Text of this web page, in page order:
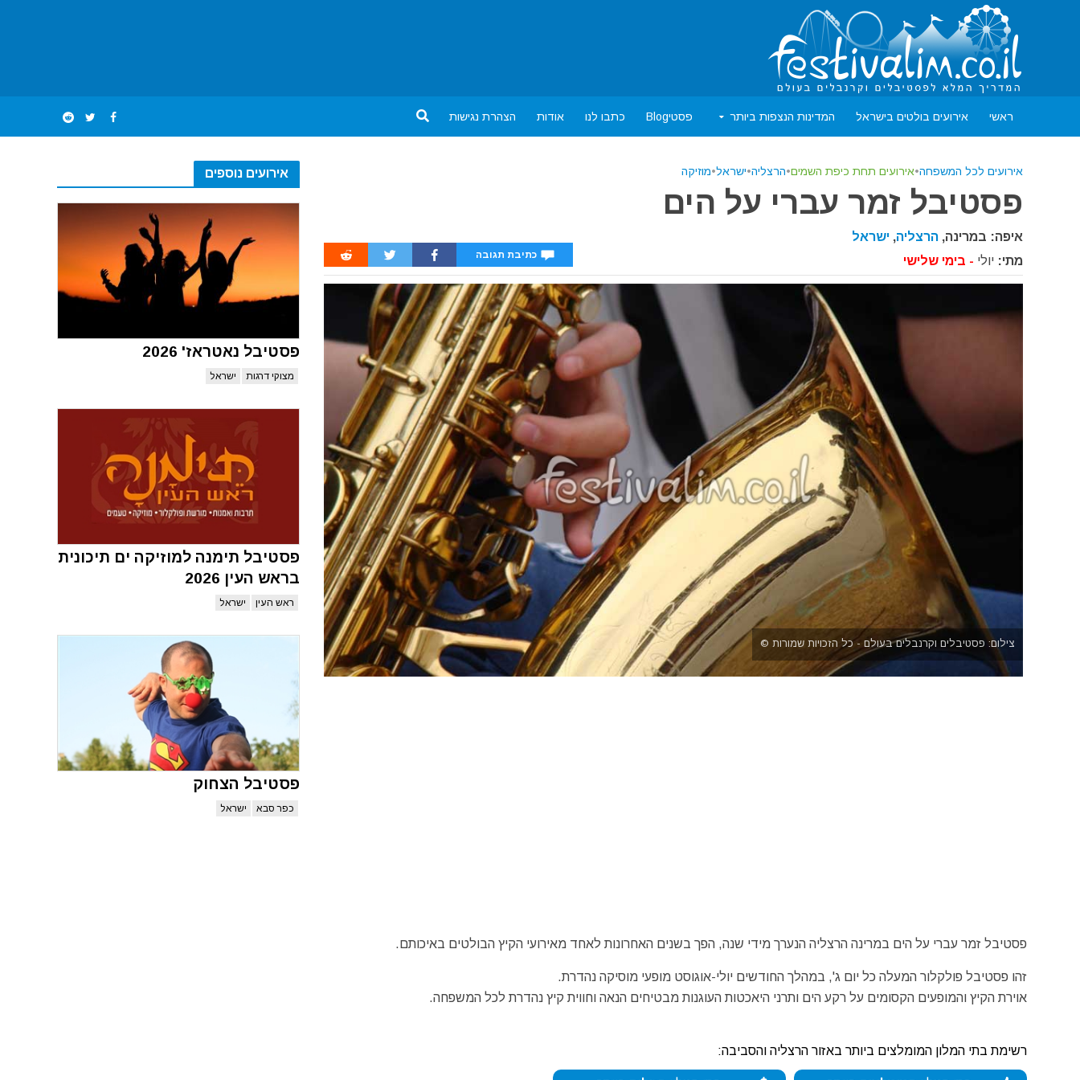
ראשי אירועים בולטים בישראל המדינות הנצפות ביותר פסטיBlog כתבו לנו אודות הצהרת נגישות
אירועים נוספים
פסטיבל נאטראז' 2026
מצוקי דרגות ישראל
פסטיבל תימנה למוזיקה ים תיכונית
בראש העין 2026
ראש העין ישראל
פסטיבל הצחוק
כפר סבא ישראל
אירועים לכל המשפחה•אירועים תחת כיפת השמים•הרצליה•ישראל•מוזיקה
פסטיבל זמר עברי על הים
איפה: במרינה, הרצליה, ישראל
מתי: יולי - בימי שלישי כתיבת תגובה
צילום: פסטיבלים וקרנבלים בעולם - כל הזכויות שמורות ©
פסטיבל זמר עברי על הים במרינה הרצליה הנערך מידי שנה, הפך בשנים האחרונות לאחד מאירועי הקיץ הבולטים באיכותם.
זהו פסטיבל פולקלור המעלה כל יום ג', במהלך החודשים יולי-אוגוסט מופעי מוסיקה נהדרת.
אוירת הקיץ והמופעים הקסומים על רקע הים ותרני היאכטות העוגנות מבטיחים הנאה וחווית קיץ נהדרת לכל המשפחה.
רשימת בתי המלון המומלצים ביותר באזור הרצליה והסביבה: